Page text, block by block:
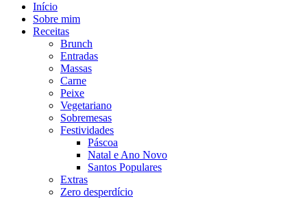
Início
Sobre mim
Receitas
Brunch
Entradas
Massas
Carne
Peixe
Vegetariano
Sobremesas
Festividades
Páscoa
Natal e Ano Novo
Santos Populares
Extras
Zero desperdício